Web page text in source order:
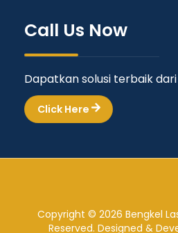
Call Us Now
Dapatkan solusi terbaik
Click Here
Copyright © 2026 Bengkel
Reserved. Designed &